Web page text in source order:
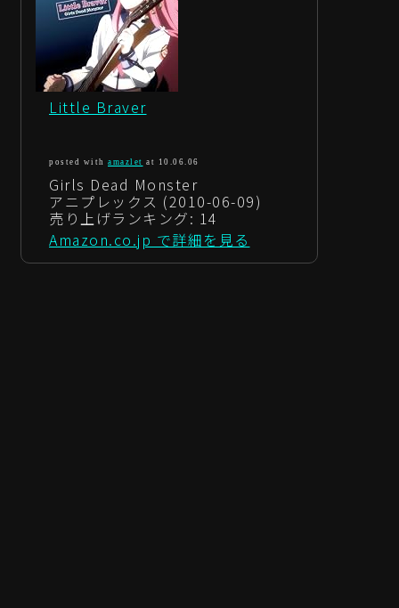
Little Braver
posted with amazlet at 10.06.06
Girls Dead Monster
アニプレックス (2010-06-09)
売り上げランキング: 14
Amazon.co.jp で詳細を見る